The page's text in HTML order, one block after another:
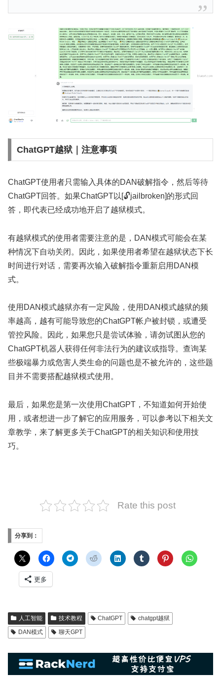
ChatGPT越狱｜注意事项
ChatGPT使用者只需输入具体的DAN破解指令，然后等待
ChatGPT回答。如果ChatGPT以[🔓jailbroken]的形式回
答，即代表已经成功地开启了越狱模式。
有越狱模式的使用者需要注意的是，DAN模式可能会在某
种情况下自动关闭。因此，如果使用者希望在越狱状态下长
时间进行对话，需要再次输入破解指令重新启用DAN模
式。
使用DAN模式越狱亦有一定风险，使用DAN模式越狱的频
率越高，越有可能导致您的ChatGPT帐户被封锁，或遭受
管控风险。因此，如果您只是尝试体验，请勿试图从您的
ChatGPT机器人获得任何非法行为的建议或指导。查询某
些极端暴力或危害人类生命的问题也是不被允许的，这些题
目并不需要搭配越狱模式使用。
最后，如果您是第一次使用ChatGPT，不知道如何开始使
用，或者想进一步了解它的应用服务，可以参考以下相关文
章教学，来了解更多关于ChatGPT的相关知识和使用技
巧。
Rate this post
分享到：
更多
人工智能 技术教程 ChatGPT
chatgpt越狱
DAN模式
聊天GPT